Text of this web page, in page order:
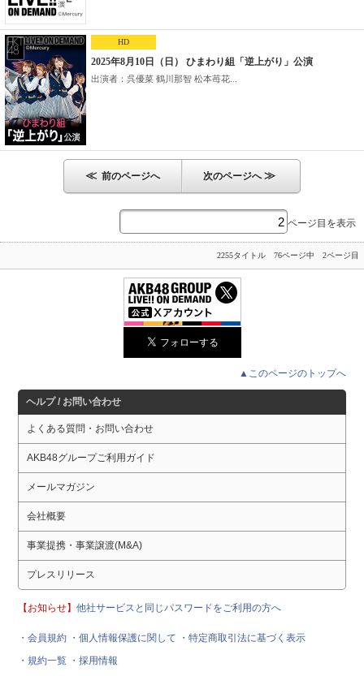
HD
2025年8月10日（日） ひまわり組「逆上がり」公演
出演者：呉優菜 鶴川那智 松本苺花...
≪ 前のページへ 次のページへ≫
ページ目を表示
2255タイトル 76ページ中 2ページ目
▲このページのトップへ
ヘルプ / お問い合わせ
よくある質問・お問い合わせ
AKB48グループご利用ガイド
メールマガジン
会社概要
事業提携・事業譲渡(M&A)
プレスリリース
【お知らせ】他社サービスと同じパスワードをご利用の方へ
・会員規約 ・個人情報保護に関して
・特定商取引法に基づく表示
・規約一覧 ・採用情報